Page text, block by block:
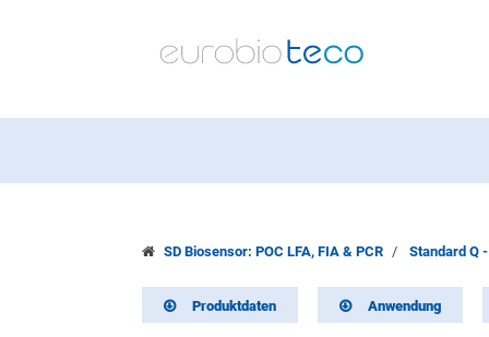
SD Biosensor: POC LFA, FIA & PCR Standard Q
Produktdaten Anwendung